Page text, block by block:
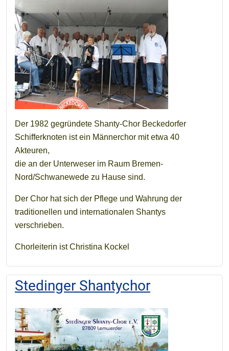
Der 1982 gegründete Shanty-Chor Beckedorfer
Schifferknoten ist ein Männerchor mit etwa 40
Akteuren,
die an der Unterweser im Raum Bremen-
Nord/Schwanewede zu Hause sind.
Der Chor hat sich der Pflege und Wahrung der
traditionellen und internationalen Shantys
verschrieben.
Chorleiterin ist Christina Kockel
Stedinger Shantychor